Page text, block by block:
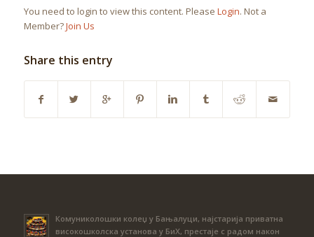
You need to login to view this content. Please Login. Not a
Member?Join Us
Share this entry
Комуниколошки колеџ у Бањалуци, најстарија приватна
високошколска установа у БиХ, престаје с радом након